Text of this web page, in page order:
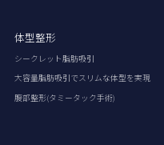
体型整形
シークレット脂肪吸引
大容量脂肪吸引でスリムな体型を実現
腹部整形(タミータック手術)